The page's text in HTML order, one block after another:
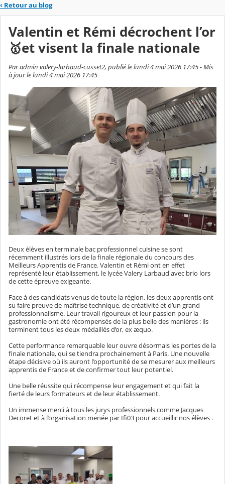
‹ Retour au blog
Valentin et Rémi décrochent l’or
🥇et visent la finale nationale
Par admin valery-larbaud-cusset2, publié le lundi 4 mai 2026 17:45 - Mis
à jour le lundi 4 mai 2026 17:45
Deux élèves en terminale bac professionnel cuisine se sont
récemment illustrés lors de la finale régionale du concours des
Meilleurs Apprentis de France. Valentin et Rémi ont en effet
représenté leur établissement, le lycée Valery Larbaud avec brio lors
de cette épreuve exigeante.
Face à des candidats venus de toute la région, les deux apprentis ont
su faire preuve de maîtrise technique, de créativité et d’un grand
professionnalisme. Leur travail rigoureux et leur passion pour la
gastronomie ont été récompensés de la plus belle des manières : ils
terminent tous les deux médaillés d’or, ex æquo.
Cette performance remarquable leur ouvre désormais les portes de la
finale nationale, qui se tiendra prochainement à Paris. Une nouvelle
étape décisive où ils auront l’opportunité de se mesurer aux meilleurs
apprentis de France et de confirmer tout leur potentiel.
Une belle réussite qui récompense leur engagement et qui fait la
fierté de leurs formateurs et de leur établissement.
Un immense merci à tous les jurys professionnels comme Jacques
Decoret et à l’organisation menée par Ifi03 pour accueillir nos élèves .